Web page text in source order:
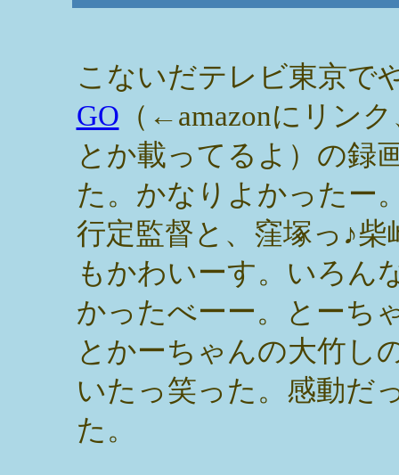
こないだテレビ東京で
GO （←amazonにリン
とか載ってるよ）の録
た。かなりよかったー
行定監督と、窪塚っ♪
もかわいーす。いろん
かったべーー。とーち
とかーちゃんの大竹し
いたっ笑った。感動だ
た。